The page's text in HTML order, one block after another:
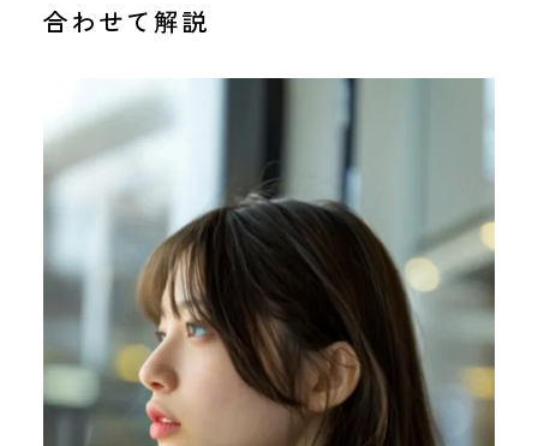
合わせて解説